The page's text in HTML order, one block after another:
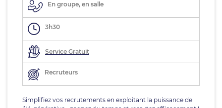
En groupe, en salle
3h30
Service Gratuit
Recruteurs
Simplifiez vos recrutements en exploitant la puissance de